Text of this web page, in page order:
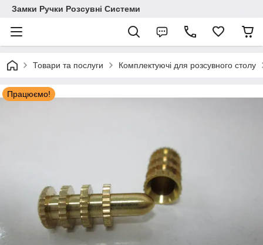
Замки Ручки Розсувні Системи
Товари та послуги Комплектуючі для розсувного столу
Працюємо!